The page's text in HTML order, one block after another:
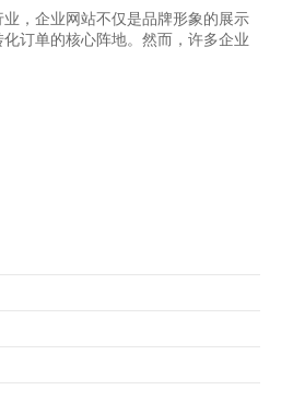
，企业网站不仅是品牌形象的展示
订单的核心阵地。然而，许多企业